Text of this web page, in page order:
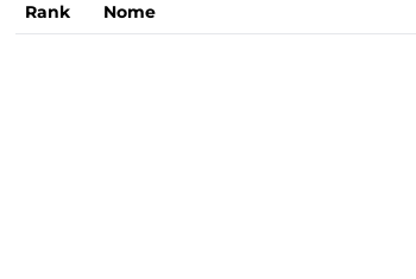
Rank Nome